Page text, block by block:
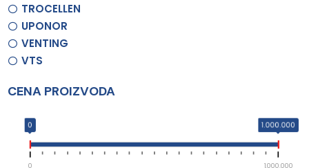
TROCELLEN
UPONOR
VENTING
VTS
CENA PROIZVODA
0 1.000.000
0 1.000.000